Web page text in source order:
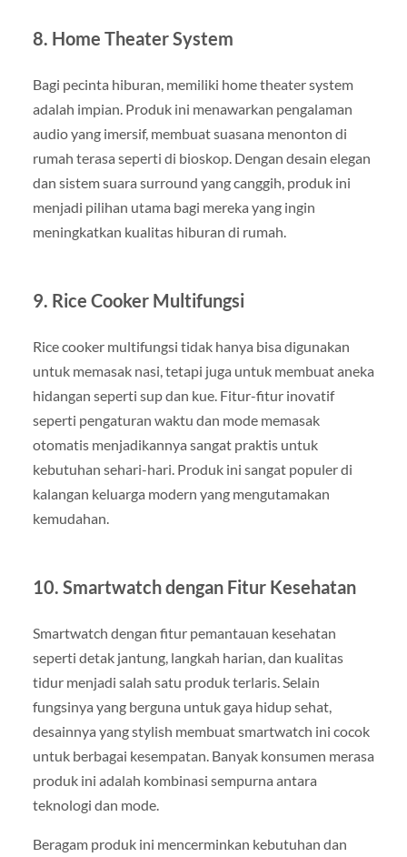
8. Home Theater System
Bagi pecinta hiburan, memiliki home theater system
adalah impian. Produk ini menawarkan pengalaman
audio yang imersif, membuat suasana menonton di
rumah terasa seperti di bioskop. Dengan desain elegan
dan sistem suara surround yang canggih, produk ini
menjadi pilihan utama bagi mereka yang ingin
meningkatkan kualitas hiburan di rumah.
9. Rice Cooker Multifungsi
Rice cooker multifungsi tidak hanya bisa digunakan
untuk memasak nasi, tetapi juga untuk membuat aneka
hidangan seperti sup dan kue. Fitur-fitur inovatif
seperti pengaturan waktu dan mode memasak
otomatis menjadikannya sangat praktis untuk
kebutuhan sehari-hari. Produk ini sangat populer di
kalangan keluarga modern yang mengutamakan
kemudahan.
10. Smartwatch dengan Fitur Kesehatan
Smartwatch dengan fitur pemantauan kesehatan
seperti detak jantung, langkah harian, dan kualitas
tidur menjadi salah satu produk terlaris. Selain
fungsinya yang berguna untuk gaya hidup sehat,
desainnya yang stylish membuat smartwatch ini cocok
untuk berbagai kesempatan. Banyak konsumen merasa
produk ini adalah kombinasi sempurna antara
teknologi dan mode.
Beragam produk ini mencerminkan kebutuhan dan